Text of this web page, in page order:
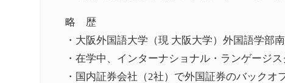
略 歴
・大阪外国語大学（現 大阪大学）外国語学部
・在学中、インターナショナル・ランゲージ
・国内証券会社（2社）で外国証券のバック